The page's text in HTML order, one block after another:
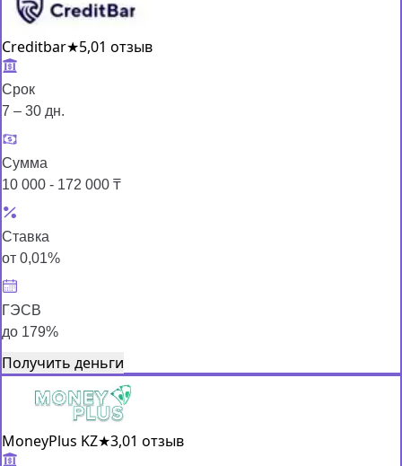
Creditbar★5,01 отзыв
Срок
7 – 30 дн.
Сумма
10 000 - 172 000 ₸
Ставка
от 0,01%
ГЭСВ
до 179%
Получить деньги
MoneyPlus KZ★3,01 отзыв